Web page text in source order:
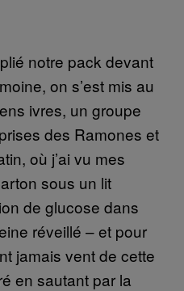
notre pack devant
on s’est mis au
ivres, un groupe
des Ramones et
où j’ai vu mes
sous un lit
de glucose dans
réveillé – et pour
jamais vent de cette
en sautant par la